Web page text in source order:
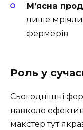
М’ясна
лише мріяли
фермерів.
Роль у
Сьогоднішні
навколо
макстер тут